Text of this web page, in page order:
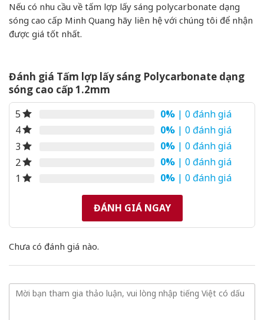
Nếu có nhu cầu về tấm lợp lấy sáng polycarbonate dạng
sóng cao cấp Minh Quang hãy liên hệ với chúng tôi để nhận
được giá tốt nhất.
Đánh giá Tấm lợp lấy sáng Polycarbonate dạng
sóng cao cấp 1.2mm
5 0% | 0 đánh giá
4
0% | 0 đánh giá
3
0% | 0 đánh giá
2
0% | 0 đánh giá
1
0% | 0 đánh giá
ĐÁNH GIÁ NGAY
Chưa có đánh giá nào.